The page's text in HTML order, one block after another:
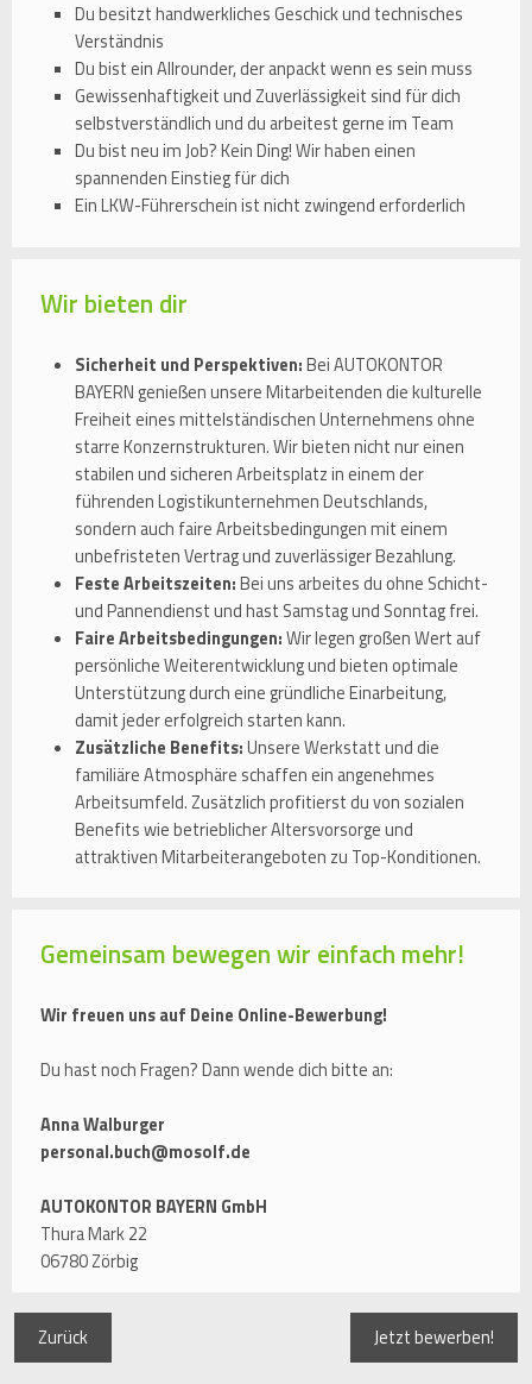
Du besitzt handwerkliches Geschick und technisches
Verständnis
Du bist ein Allrounder, der anpackt wenn es sein muss
Gewissenhaftigkeit und Zuverlässigkeit sind für dich
selbstverständlich und du arbeitest gerne im Team
Du bist neu im Job? Kein Ding! Wir haben einen
spannenden Einstieg für dich
Ein LKW-Führerschein ist nicht zwingend erforderlich
Wir bieten dir
Sicherheit und Perspektiven:Bei AUTOKONTOR
BAYERN genießen unsere Mitarbeitenden die kulturelle
Freiheit eines mittelständischen Unternehmens ohne
starre Konzernstrukturen. Wir bieten nicht nur einen
stabilen und sicheren Arbeitsplatz in einem der
führenden Logistikunternehmen Deutschlands,
sondern auch faire Arbeitsbedingungen mit einem
unbefristeten Vertrag und zuverlässiger Bezahlung.
Feste Arbeitszeiten:Bei uns arbeites du ohne Schicht-
und Pannendienst und hast Samstag und Sonntag frei.
Faire Arbeitsbedingungen:Wir legen großen Wert auf
persönliche Weiterentwicklung und bieten optimale
Unterstützung durch eine gründliche Einarbeitung,
damit jeder erfolgreich starten kann.
Zusätzliche Benefits:Unsere Werkstatt und die
familiäre Atmosphäre schaffen ein angenehmes
Arbeitsumfeld. Zusätzlich profitierst du von sozialen
Benefits wie betrieblicher Altersvorsorge und
attraktiven Mitarbeiterangeboten zu Top-Konditionen.
Gemeinsam bewegen wir einfach mehr!
Wir freuen uns auf Deine Online-Bewerbung!
Du hast noch Fragen? Dann wende dich bitte an:
Anna Walburger
personal.buch@mosolf.de
AUTOKONTOR BAYERN GmbH
Thura Mark 22
06780 Zörbig
Zurück Jetzt bewerben!